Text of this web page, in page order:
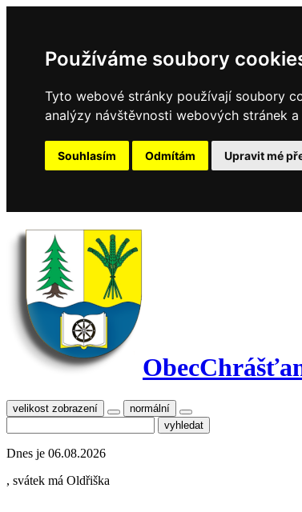
Používáme soubory
Tyto webové stránky používají soubory
analýzy návštěvnosti webových stránek
Souhlasím Odmítám Upravit mé
Obec
velikost zobrazení normální
Dnes je 06.08.2026
, svátek má Oldřiška